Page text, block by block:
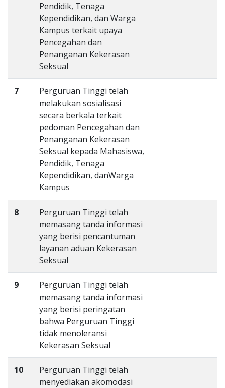
Pendidik, Tenaga
Kependidikan, dan Warga
Kampus terkait upaya
Pencegahan dan
Penanganan Kekerasan
Seksual
7
Perguruan Tinggi telah
melakukan sosialisasi
secara berkala terkait
pedoman Pencegahan dan
Penanganan Kekerasan
Seksual kepada Mahasiswa,
Pendidik, Tenaga
Kependidikan, danWarga
Kampus
8
Perguruan Tinggi telah
memasang tanda informasi
yang berisi pencantuman
layanan aduan Kekerasan
Seksual
9
Perguruan Tinggi telah
memasang tanda informasi
yang berisi peringatan
bahwa Perguruan Tinggi
tidak menoleransi
Kekerasan Seksual
10
Perguruan Tinggi telah
menyediakan akomodasi